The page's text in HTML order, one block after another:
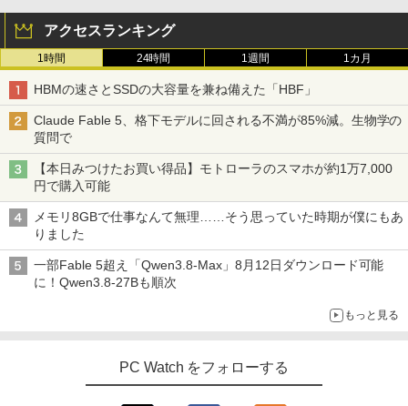
5
Philips｜フィリップス 液晶ディスプレ
イ(23.8型/IPS/WQHD 2560×1440/75Hz/1
ms)(ブラック) 24E1N5600E/11
￥29,800
￥3,480
アクセスランキング
1時間 24時間 1週間 1カ月
HBMの速さとSSDの大容量を兼ね備えた「HBF」
Claude Fable 5、格下モデルに回される不満が85%減。生物学の
質問で
【本日みつけたお買い得品】モトローラのスマホが約1万7,000
円で購入可能
メモリ8GBで仕事なんて無理……そう思っていた時期が僕にもあ
りました
一部Fable 5超え「Qwen3.8-Max」8月12日ダウンロード可能
に！Qwen3.8-27Bも順次
もっと見る
PC Watch をフォローする